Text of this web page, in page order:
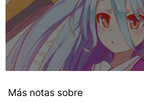
Más notas sobre